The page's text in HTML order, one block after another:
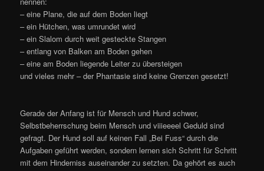
– eine Plane, die auf dem Boden liegt
– ein Hütchen, was umrundet wird
– ein Slalom durch weit gesteckte Stangen
– entlang von Balken am Boden gehen
– eine am Boden liegende Leiter zu übersteigen
und vieles mehr – der Phantasie sind keine Grenzen gesetzt!
Gerade der Anfang ist für Mensch und Hund schwer,
Selbstbeherrschung beim Mensch und viiieeeel Geduld sind
gefragt. Der Hund soll auf keinen Fall „Bei Fuss“ durch die
Aufgaben geführt werden, sondern lernen sich Schritt für Schritt
mit dem Hinderniss auseinander zu setzten. Da gehört es auch